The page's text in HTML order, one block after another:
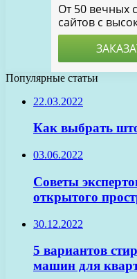
Популярные статьи
22.03.2022
Как выбрать
03.06.2022
Советы
открытого
30.12.2022
5 вариантов
машин для